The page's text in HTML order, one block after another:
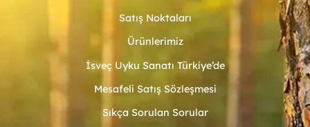
Satış Noktaları
Ürünlerimiz
İsveç Uyku Sanatı Türkiye’de
Mesafeli Satış Sözleşmesi
Sıkça Sorulan Sorular